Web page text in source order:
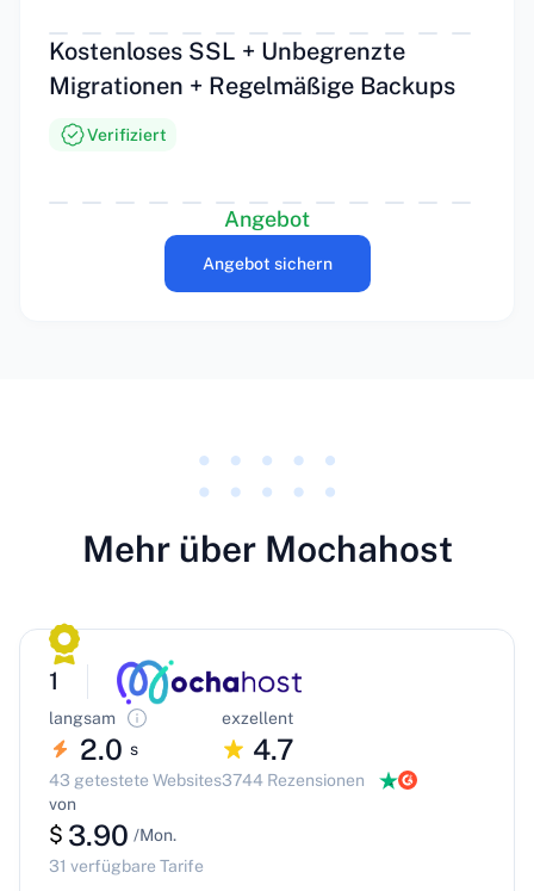
Kostenloses SSL + Unbegrenzte
Migrationen + Regelmäßige Backups
Verifiziert
Angebot
Angebot sichern
Mehr über Mochahost
1
langsam
2.0 s
43 getestete Websites
exzellent
4.7
3744 Rezensionen
von
$ 3.90 /Mon.
31 verfügbare Tarife